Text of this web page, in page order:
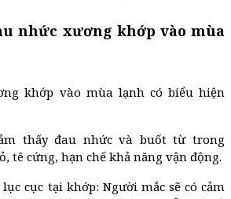
nhức xương khớp vào mùa
khớp vào mùa lạnh có biểu hiện
thấy đau nhức và buốt từ trong
tê cứng, hạn chế khả năng vận động.
cục tại khớp: Người mắc sẽ có cảm